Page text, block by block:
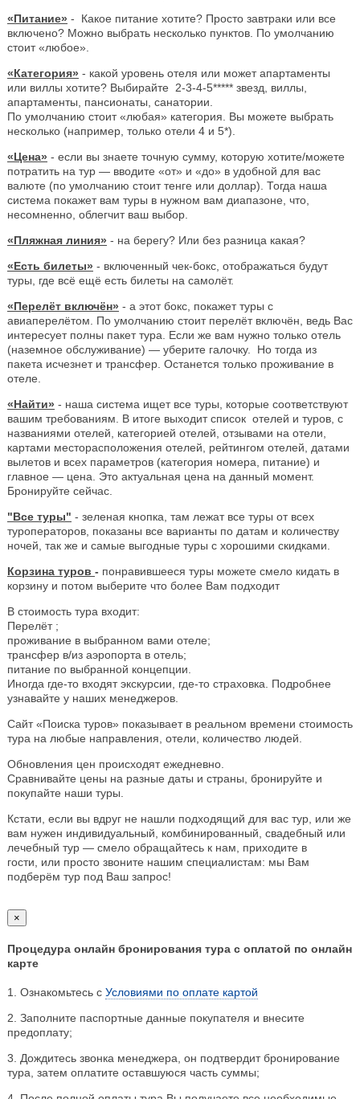
«Питание» - Какое питание хотите? Просто завтраки или все
включено? Можно выбрать несколько пунктов. По умолчанию
стоит «любое».
«Категория» - какой уровень отеля или может апартаменты
или виллы хотите? Выбирайте 2-3-4-5***** звезд, виллы,
апартаменты, пансионаты, санатории.
По умолчанию стоит «любая» категория. Вы можете выбрать
несколько (например, только отели 4 и 5*).
«Цена» - если вы знаете точную сумму, которую хотите/можете
потратить на тур — вводите «от» и «до» в удобной для вас
валюте (по умолчанию стоит тенге или доллар). Тогда наша
система покажет вам туры в нужном вам диапазоне, что,
несомненно, облегчит ваш выбор.
«Пляжная линия» - на берегу? Или без разница какая?
«Есть билеты» - включенный чек-бокс, отображаться будут
туры, где всё ещё есть билеты на самолёт.
«Перелёт включён» - а этот бокс, покажет туры с
авиаперелётом. По умолчанию стоит перелёт включён, ведь Вас
интересует полны пакет тура. Если же вам нужно только отель
(наземное обслуживание) — уберите галочку. Но тогда из
пакета исчезнет и трансфер. Останется только проживание в
отеле.
«Найти» - наша система ищет все туры, которые соответствуют
вашим требованиям. В итоге выходит список отелей и туров, с
названиями отелей, категорией отелей, отзывами на отели,
картами месторасположения отелей, рейтингом отелей, датами
вылетов и всех параметров (категория номера, питание) и
главное — цена. Это актуальная цена на данный момент.
Бронируйте сейчас.
"Все туры" - зеленая кнопка, там лежат все туры от всех
туроператоров, показаны все варианты по датам и количеству
ночей, так же и самые выгодные туры с хорошими скидками.
Корзина туров - понравившееся туры можете смело кидать в
корзину и потом выберите что более Вам подходит
В стоимость тура входит:
Перелёт ;
проживание в выбранном вами отеле;
трансфер в/из аэропорта в отель;
питание по выбранной концепции.
Иногда где-то входят экскурсии, где-то страховка. Подробнее
узнавайте у наших менеджеров.
Сайт «Поиска туров» показывает в реальном времени стоимость
тура на любые направления, отели, количество людей.
Обновления цен происходят ежедневно.
Сравнивайте цены на разные даты и страны, бронируйте и
покупайте наши туры.
Кстати, если вы вдруг не нашли подходящий для вас тур, или же
вам нужен индивидуальный, комбинированный, свадебный или
лечебный тур — смело обращайтесь к нам, приходите в
гости, или просто звоните нашим специалистам: мы Вам
подберём тур под Ваш запрос!
×
Процедура онлайн бронирования тура с оплатой по онлайн
карте
1. Ознакомьтесь с Условиями по оплате картой
2. Заполните паспортные данные покупателя и внесите
предоплату;
3. Дождитесь звонка менеджера, он подтвердит бронирование
тура, затем оплатите оставшуюся часть суммы;